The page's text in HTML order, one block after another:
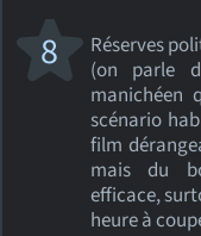
Réserves
(on parle
manichéen
scénario
film
mais du
efficace,
heure à
8